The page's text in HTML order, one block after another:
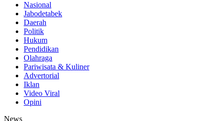
Nasional
Jabodetabek
Daerah
Politik
Hukum
Pendidikan
Olahraga
Pariwisata & Kuliner
Advertorial
Iklan
Video Viral
Opini
News